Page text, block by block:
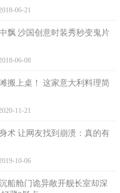
已。
黑冠松鼠猴，每天都会花上八成
子、昆虫等小动物，看它们在户
立定跳起飞扑野生小昆虫。
06-21
飘 沙国创意时装秀秒变鬼片
06-08
搬上桌！ 这家意大利料理简
11-21
术 让网友找到崩溃：真的有
10-06
船舱门诡异敞开舰长室却深